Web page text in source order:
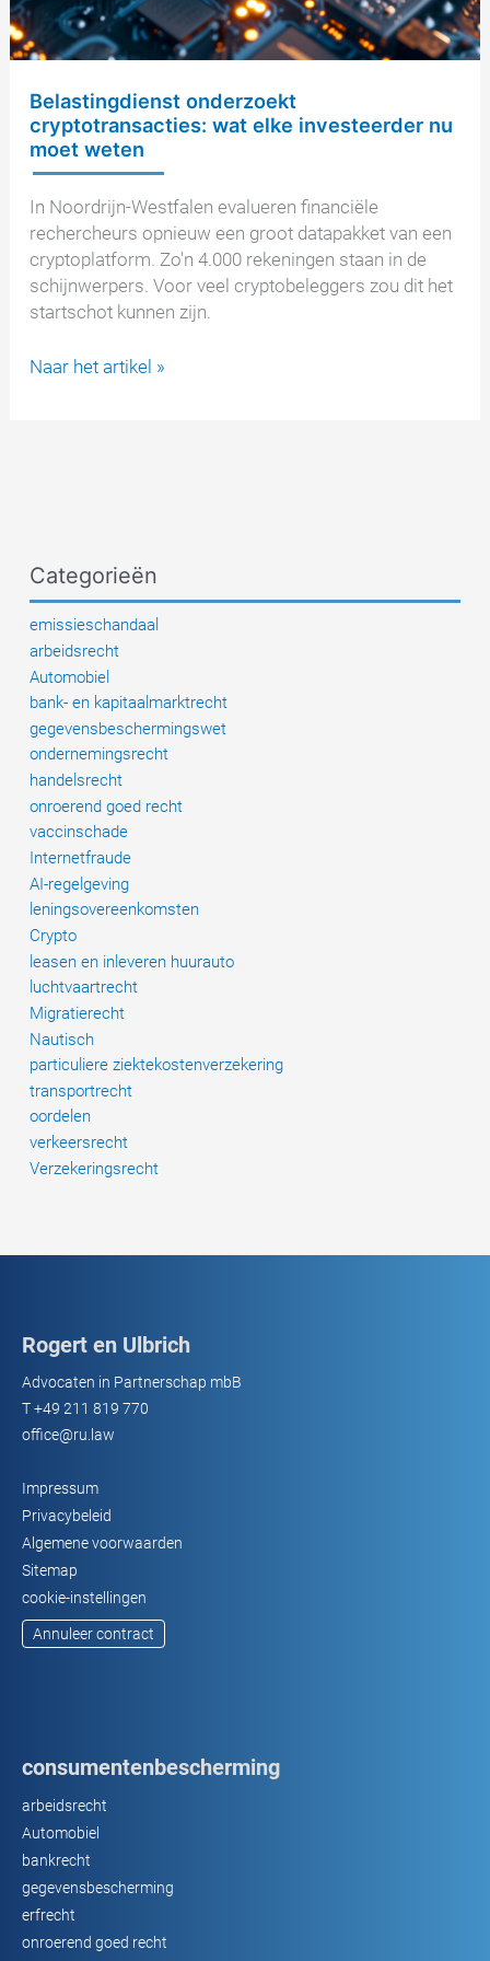
Belastingdienst onderzoekt
cryptotransacties: wat elke investeerder nu
moet weten
In Noordrijn-Westfalen evalueren financiële
rechercheurs opnieuw een groot datapakket van een
cryptoplatform. Zo'n 4.000 rekeningen staan in de
schijnwerpers. Voor veel cryptobeleggers zou dit het
startschot kunnen zijn.
Belastingdienst
weten
Naar het artikel »
Categorieën
emissieschandaal
arbeidsrecht
Automobiel
bank- en kapitaalmarktrecht
gegevensbeschermingswet
ondernemingsrecht
handelsrecht
onroerend goed recht
vaccinschade
Internetfraude
AI-regelgeving
leningsovereenkomsten
Crypto
leasen en inleveren huurauto
luchtvaartrecht
Migratierecht
Nautisch
particuliere ziektekostenverzekering
transportrecht
oordelen
verkeersrecht
Verzekeringsrecht
Rogert en Ulbrich
Advocaten in Partnerschap mbB
T+49 211 819 770
office@ru.law
Impressum
Privacybeleid
Algemene voorwaarden
Sitemap
cookie-instellingen
Annuleer contract
consumentenbescherming
arbeidsrecht
Automobiel
bankrecht
gegevensbescherming
erfrecht
onroerend goed recht